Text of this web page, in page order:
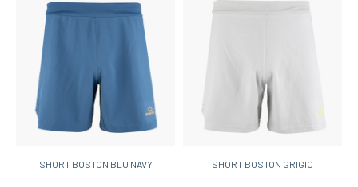
SHORT BOSTON BLU NAVY SHORT BOSTON GRIGIO